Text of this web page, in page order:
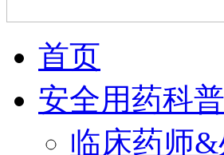
首页
安全用药科普
临床药师&